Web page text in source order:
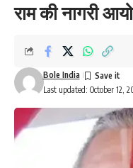
राम की नागरी
Last updated: October 12,
Bole India